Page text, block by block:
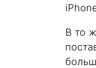
В то